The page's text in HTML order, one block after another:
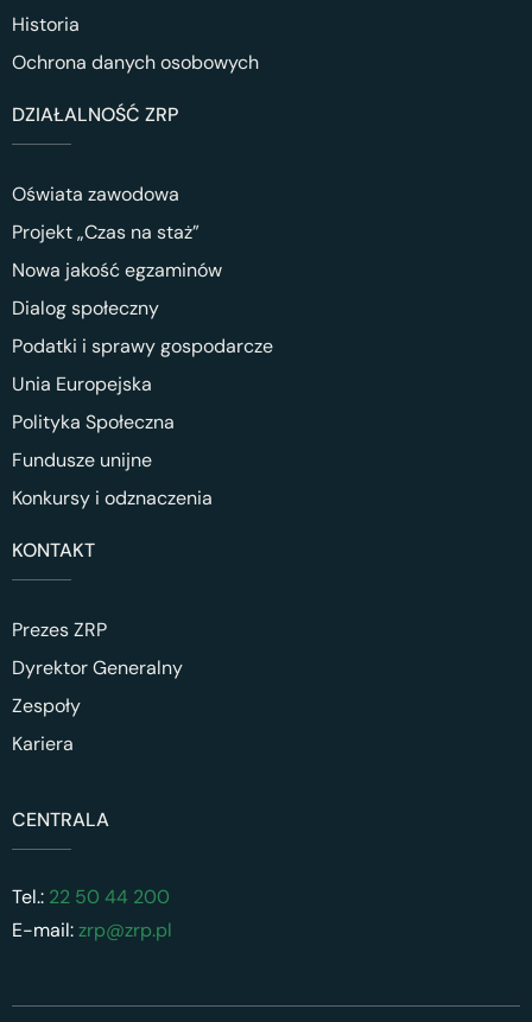
Historia
Ochrona danych osobowych
DZIAŁALNOŚĆ ZRP
Oświata zawodowa
Projekt „Czas na staż”
Nowa jakość egzaminów
Dialog społeczny
Podatki i sprawy gospodarcze
Unia Europejska
Polityka Społeczna
Fundusze unijne
Konkursy i odznaczenia
KONTAKT
Prezes ZRP
Dyrektor Generalny
Zespoły
Kariera
CENTRALA
Tel.: 22 50 44 200
E-mail:zrp@zrp.pl